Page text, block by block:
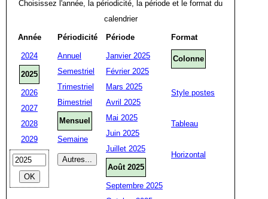
Choisissez l'année, la périodicité, la période et le format du
calendrier
Année
2024
2025
2026
2027
2028
2029
Périodicité
Annuel
Semestriel
Trimestriel
Bimestriel
Mensuel
Semaine
Période
Janvier 2025
Février 2025
Mars 2025
Avril 2025
Mai 2025
Juin 2025
Juillet 2025
Août 2025
Septembre 2025
Format
Colonne
Style postes
Tableau
Horizontal